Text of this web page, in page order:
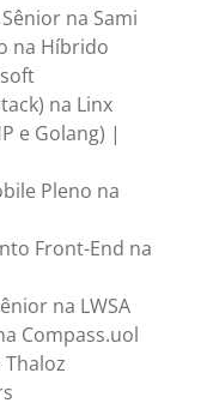
na Sami
na Híbrido
na Linx
e Golang) |
Pleno na
Front-End na
na LWSA
Compass.uol